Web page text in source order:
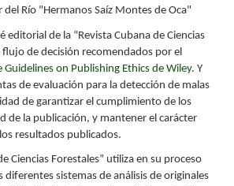
del Río "Hermanos Saíz Montes de Oca"
editorial de la “Revista Cubana de Ciencias
flujo de decisión recomendados por el
Guidelines on Publishing Ethics de Wiley. Y
de evaluación para la detección de malas
de garantizar el cumplimiento de los
de la publicación, y mantener el carácter
resultados publicados.
Ciencias Forestales” utiliza en su proceso
diferentes sistemas de análisis de originales